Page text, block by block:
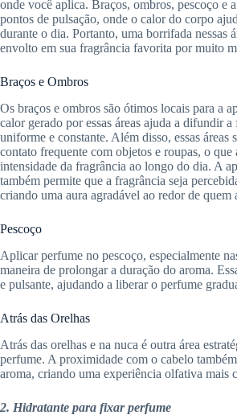
onde você aplica. Braços, ombros, pescoço e
pontos de pulsação, onde o calor do corpo
durante o dia. Portanto, uma borrifada nessas
envolto em sua fragrância favorita por muito
Braços e Ombros
Os braços e ombros são ótimos locais para a
calor gerado por essas áreas ajuda a difundir
uniforme e constante. Além disso, essas áreas
contato frequente com objetos e roupas, o que
intensidade da fragrância ao longo do dia. A
também permite que a fragrância seja
criando uma aura agradável ao redor de quem
Pescoço
Aplicar perfume no pescoço, especialmente
maneira de prolongar a duração do aroma.
e pulsante, ajudando a liberar o perfume
Atrás das Orelhas
Atrás das orelhas e na nuca é outra área
perfume. A proximidade com o cabelo
aroma, criando uma experiência olfativa mais
2. Hidratante para fixar perfume